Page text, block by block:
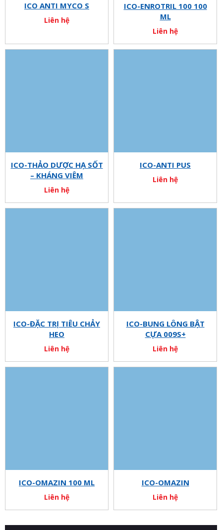
ICO ANTI MYCO S
Liên hệ
ICO-ENROTRIL 100 100
ML
Liên hệ
ICO-THẢO DƯỢC HẠ SỐT
– KHÁNG VIÊM
Liên hệ
ICO-ANTI PUS
Liên hệ
ICO-ĐẶC TRỊ TIÊU CHẢY
HEO
Liên hệ
ICO-BUNG LÔNG BẬT
CỰA 009S+
Liên hệ
ICO-OMAZIN 100 ML
Liên hệ
ICO-OMAZIN
Liên hệ